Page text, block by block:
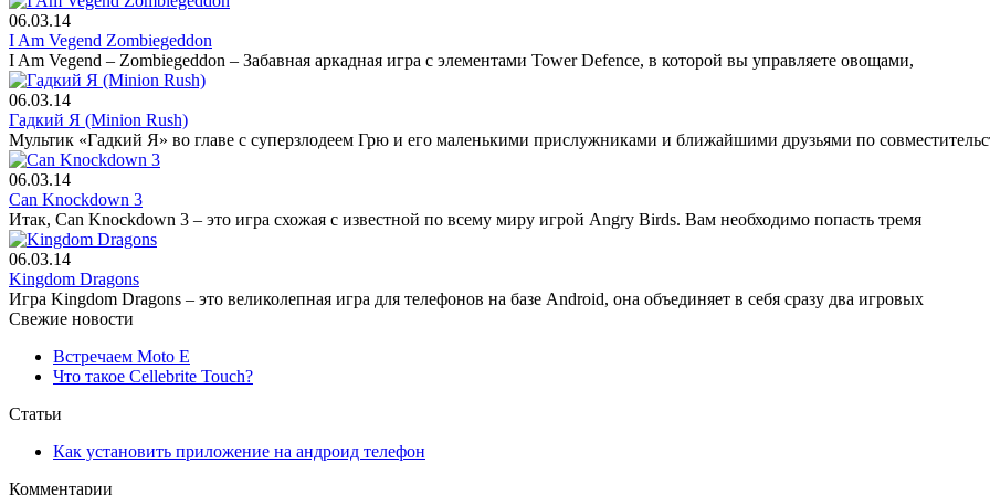
06.03.14
I Am Vegend Zombiegeddon
I Am Vegend – Zombiegeddon – Забавная аркадная игра с элементами Tower Defence, в которой вы управляете овощами,
06.03.14
Гадкий Я (Minion Rush)
Мультик «Гадкий Я» во главе с суперзлодеем Грю и его маленькими прислужниками и ближайшими друзьями по
06.03.14
Can Knockdown 3
Итак, Can Knockdown 3 – это игра схожая с известной по всему миру игрой Angry Birds. Вам необходимо попасть тремя
06.03.14
Kingdom Dragons
Игра Kingdom Dragons – это великолепная игра для телефонов на базе Android, она объединяет в себя сразу два игровых
Свежие новости
Встречаем Moto E
Что такое Cellebrite Touch?
Статьи
Как установить приложение на андроид телефон
Комментарии